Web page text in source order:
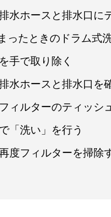
水ホースと排水口に
ったときのドラム式
手で取り除く
水ホースと排水口を
ィルターのティッシ
「洗い」を行う
度フィルターを掃除